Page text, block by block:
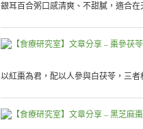
銀耳百合粥口感清爽、不甜膩，適合
以紅棗為君，配以人參與白茯苓，三